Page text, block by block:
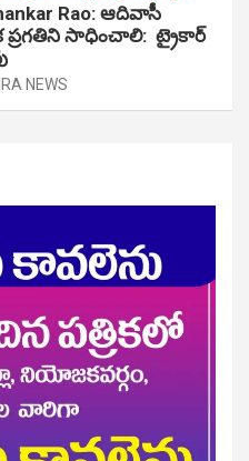
Rao: ఆదివాసీ
ప్రగతిని సాధించాలి: ట్రైకార్
NEWS